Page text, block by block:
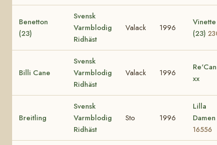
Benetton
(23)
Svensk
Varmblodig
Ridhäst
Valack 1996
Vinette
(23)
Billi Cane
Svensk
Varmblodig
Ridhäst
Valack 1996
xx
Breitling
Svensk
Varmblodig
Ridhäst
Sto 1996
Lilla
Damen
16556